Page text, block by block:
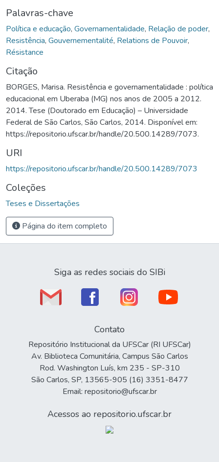
Palavras-chave
Política e educação, Governamentalidade, Relação de poder,
Resistência, Gouvernementalité, Relations de Pouvoir,
Résistance
Citação
BORGES, Marisa. Resistência e governamentalidade : política
educacional em Uberaba (MG) nos anos de 2005 a 2012.
2014. Tese (Doutorado em Educação) – Universidade
Federal de São Carlos, São Carlos, 2014. Disponível em:
https://repositorio.ufscar.br/handle/20.500.14289/7073.
URI
https://repositorio.ufscar.br/handle/20.500.14289/7073
Coleções
Teses e Dissertações
Página do item completo
Siga as redes sociais do SIBi
Contato
Repositório Institucional da UFSCar (RI UFSCar)
Av. Biblioteca Comunitária, Campus São Carlos
Rod. Washington Luís, km 235 - SP-310
São Carlos, SP, 13565-905 (16) 3351-8477
Email: repositorio@ufscar.br
Acessos ao repositorio.ufscar.br